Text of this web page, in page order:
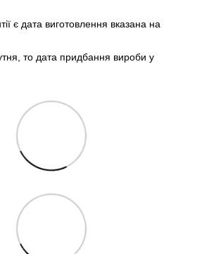
є дата виготовлення вказана на
то дата придбання вироби у